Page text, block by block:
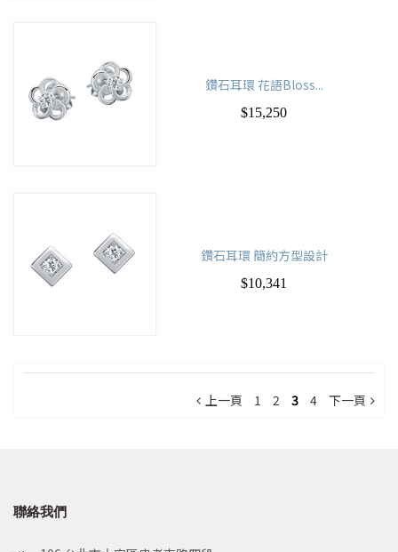
鑽石耳環 花語Bloss...
$15,250
鑽石耳環 簡約方型設計
$10,341
上一頁 1 2 3 4 下一頁
聯絡我們